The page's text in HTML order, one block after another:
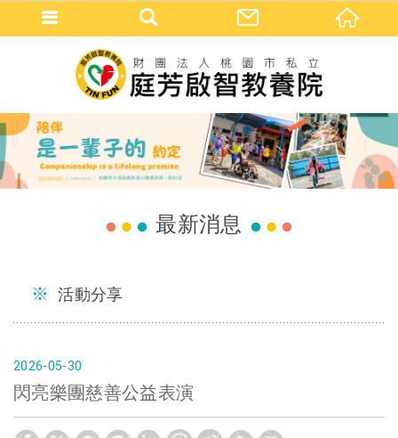
最新消息
活動分享
30
05
2026
閃亮樂團慈善公益表演